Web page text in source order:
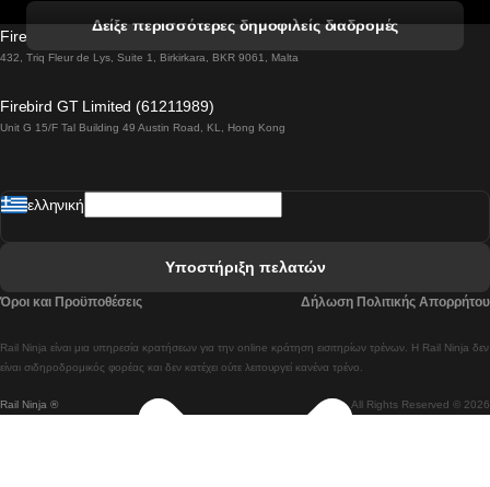
Βιέννη προς Σάλτσμπουργκ Τρένα
Βουδαπέστη προς Πράγα Tρένο
Λισαβόνα προς Λάγος Tρένο
Λισαβόνα προς Μαδρίτη Τρένα
Δείξε περισσότερες δημοφιλείς διαδρομές
Firebird GT Limited (OC 1451)
432, Triq Fleur de Lys, Suite 1, Birkirkara, BKR 9061, Malta
Firebird GT Limited (61211989)
Unit G 15/F Tal Building 49 Austin Road, KL, Hong Kong
Rail Ninja ® All Rights Reserved © 2026
Rail Ninja είναι μια υπηρεσία κρατήσεων για την online κράτηση εισιτηρίων τρένων. Η Rail Ninja δεν
είναι σιδηροδρομικός φορέας και δεν κατέχει ούτε λειτουργεί κανένα τρένο.
ελληνική
Υποστήριξη πελατών
Όροι και Προϋποθέσεις Δήλωση Πολιτικής Απορρήτου